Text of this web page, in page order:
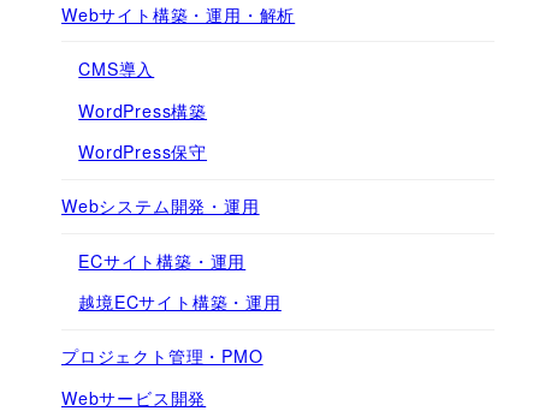
Webサイト構築・運用・解析
CMS導入
WordPress構築
WordPress保守
Webシステム開発・運用
ECサイト構築・運用
越境ECサイト構築・運用
プロジェクト管理・PMO
Webサービス開発